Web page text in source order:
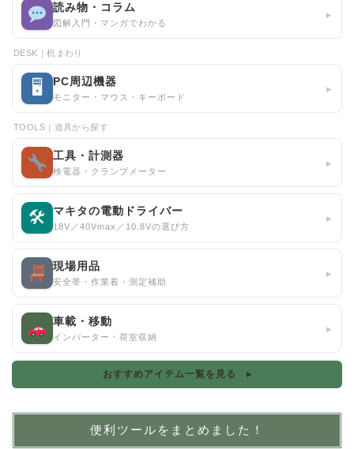
読み物・コラム
図解入門・マンガでわかる
▸
DESK｜机まわり
🖥 PC周辺機器
モニター・マウス・キーボード
▸
TOOLS｜道具から探す
工具・計測器
検電器・クランプメーター
▸
🛠 マキタの電動ドライバー
18V／40Vmax／10.8Vの選び方
▸
現場用品
安全帯・作業着・測定補助
▸
車載・移動
インバーター・荷室収納
▸
おすすめアイテム一覧を見る ▸
便利ツールをまとめました！